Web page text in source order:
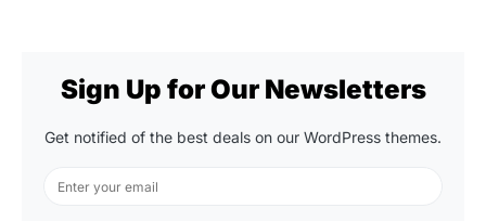
Sign Up for Our Newsletters
Get notified of the best deals on our WordPress themes.